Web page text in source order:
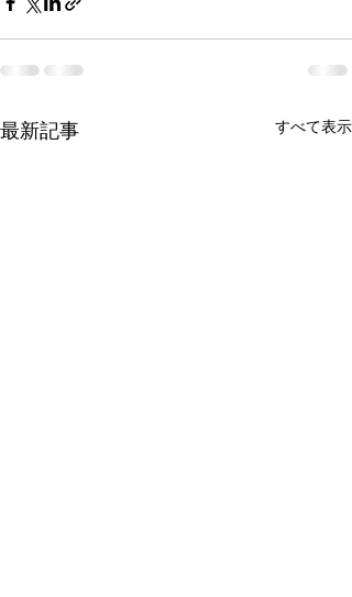
最新記事 すべて表示